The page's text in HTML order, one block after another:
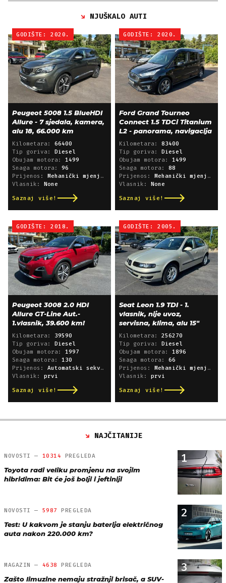
NJUŠKALO AUTI
GODIŠTE: 2020.
Peugeot 5008 1.5 BlueHDI
Allure - 7 sjedala, kamera,
alu 18, 66.000 km
Kilometara: 66400
Tip goriva: Diesel
Obujam motora: 1499
Snaga motora: 96
Prijenos: Mehanički mjenjač
Vlasnik: None
Saznaj više!
GODIŠTE: 2020.
Ford Grand Tourneo
Connect 1.5 TDCi Titanium
L2 - panorama, navigacija
Kilometara: 83400
Tip goriva: Diesel
Obujam motora: 1499
Snaga motora: 88
Prijenos: Mehanički mjenjač
Vlasnik: None
Saznaj više!
GODIŠTE: 2018.
Peugeot 3008 2.0 HDI
Allure GT-Line Aut.-
1.vlasnik, 39.600 km!
Kilometara: 39590
Tip goriva: Diesel
Obujam motora: 1997
Snaga motora: 130
Prijenos: Automatski sekvencijski
Vlasnik: prvi
Saznaj više!
GODIŠTE: 2005.
Seat Leon 1.9 TDI - 1.
vlasnik, nije uvoz,
servisna, klima, alu 15"
Kilometara: 256270
Tip goriva: Diesel
Obujam motora: 1896
Snaga motora: 66
Prijenos: Mehanički mjenjač
Vlasnik: prvi
Saznaj više!
NAJČITANIJE
1
NOVOSTI — 10314 PREGLEDA
Toyota radi veliku promjenu na svojim
hibridima: Bit će još bolji i jeftiniji
2
NOVOSTI — 5987 PREGLEDA
Test: U kakvom je stanju baterija električnog
auta nakon 220.000 km?
3
MAGAZIN — 4638 PREGLEDA
Zašto limuzine nemaju stražnji brisač, a SUV-